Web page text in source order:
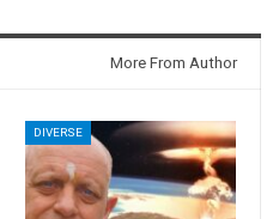
More From Author
DIVERSE